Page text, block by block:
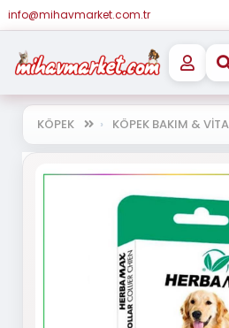
info@mihavmarket.com.tr
KÖPEK KÖPEK BAKIM &